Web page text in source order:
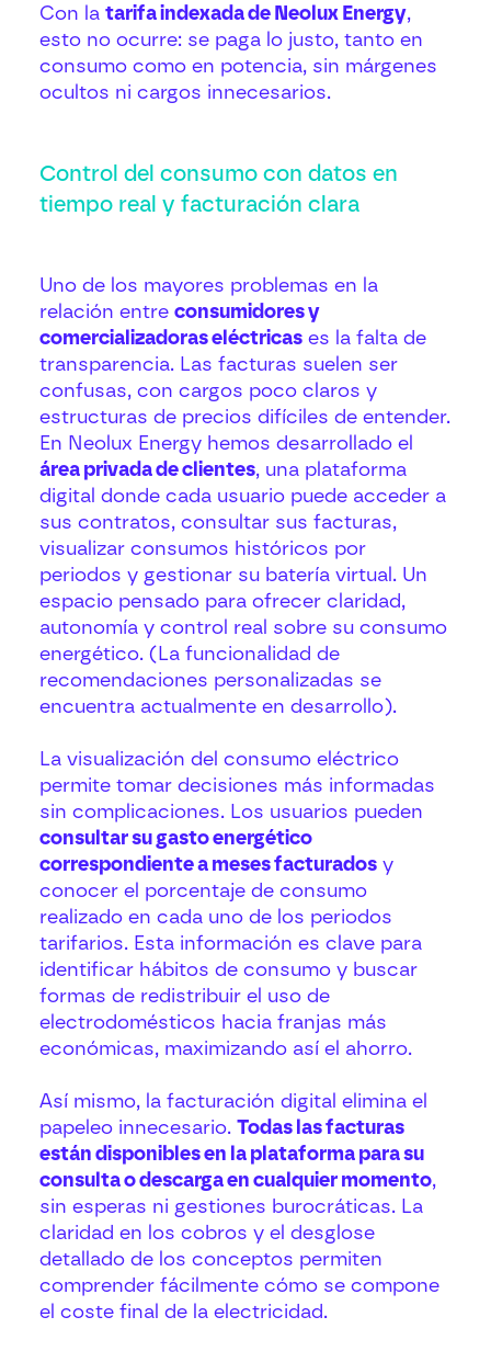
Con la tarifa indexada de Neolux Energy,
esto no ocurre: se paga lo justo, tanto en
consumo como en potencia, sin márgenes
ocultos ni cargos innecesarios.
Control del consumo con datos en
tiempo real y facturación clara
Uno de los mayores problemas en la
relación entre consumidores y
comercializadoras eléctricas es la falta de
transparencia. Las facturas suelen ser
confusas, con cargos poco claros y
estructuras de precios difíciles de entender.
En Neolux Energy hemos desarrollado el
área privada de clientes, una plataforma
digital donde cada usuario puede acceder a
sus contratos, consultar sus facturas,
visualizar consumos históricos por
periodos y gestionar su batería virtual. Un
espacio pensado para ofrecer claridad,
autonomía y control real sobre su consumo
energético. (La funcionalidad de
recomendaciones personalizadas se
encuentra actualmente en desarrollo).
La visualización del consumo eléctrico
permite tomar decisiones más informadas
sin complicaciones. Los usuarios pueden
consultar su gasto energético
correspondiente a meses facturados y
conocer el porcentaje de consumo
realizado en cada uno de los periodos
tarifarios. Esta información es clave para
identificar hábitos de consumo y buscar
formas de redistribuir el uso de
electrodomésticos hacia franjas más
económicas, maximizando así el ahorro.
Así mismo, la facturación digital elimina el
papeleo innecesario. Todas las facturas
están disponibles en la plataforma para su
consulta o descarga en cualquier momento,
sin esperas ni gestiones burocráticas. La
claridad en los cobros y el desglose
detallado de los conceptos permiten
comprender fácilmente cómo se compone
el coste final de la electricidad.